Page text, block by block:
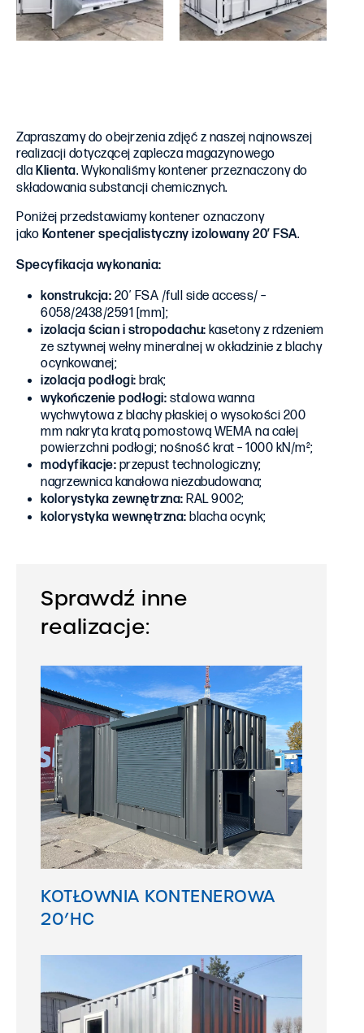
Zapraszamy do obejrzenia zdjęć z naszej najnowszej
realizacji dotyczącej zaplecza magazynowego
dla Klienta. Wykonaliśmy kontener przeznaczony do
składowania substancji chemicznych.
Poniżej przedstawiamy kontener oznaczony
jako Kontener specjalistyczny izolowany 20′ FSA.
Specyfikacja wykonania:
konstrukcja: 20′ FSA /full side access/ –
6058/2438/2591 [mm];
izolacja ścian i stropodachu: kasetony z rdzeniem
ze sztywnej wełny mineralnej w okładzinie z blachy
ocynkowanej;
izolacja podłogi: brak;
wykończenie podłogi: stalowa wanna
wychwytowa z blachy płaskiej o wysokości 200
mm nakryta kratą pomostową WEMA na całej
powierzchni podłogi; nośność krat – 1000 kN/m²;
modyfikacje: przepust technologiczny;
nagrzewnica kanałowa niezabudowana;
kolorystyka zewnętrzna: RAL 9002;
kolorystyka wewnętrzna: blacha ocynk;
Sprawdź inne
realizacje:
KOTŁOWNIA KONTENEROWA
20’HC